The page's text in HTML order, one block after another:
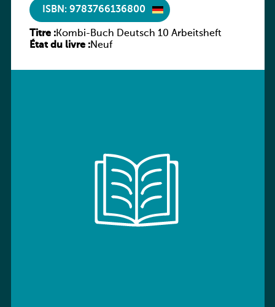
ISBN: 9783766136800
Titre :Kombi-Buch Deutsch 10 Arbeitsheft
État du livre :Neuf